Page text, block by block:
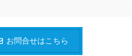
お問合せはこちら